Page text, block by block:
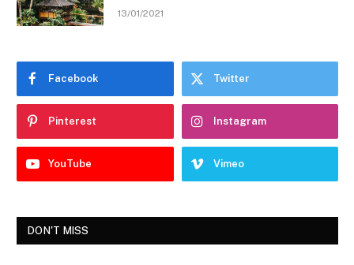
13/01/2021
Facebook Twitter
Pinterest Instagram
YouTube Vimeo
DON'T MISS